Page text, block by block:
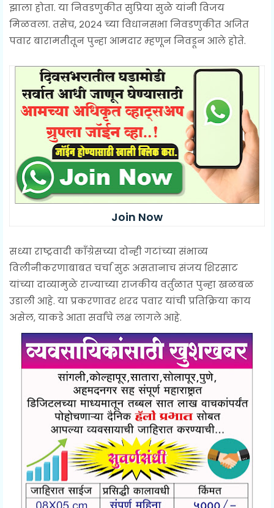
झाला होता. या निवडणुकीत सुप्रिया सुळे यांनी विजय
मिळवला. तसेच, २०२४ च्या विधानसभा निवडणुकीत अजित
पवार बारामतीतून पुन्हा आमदार म्हणून निवडून आले होते.
Join Now
सध्या राष्ट्रवादी काँग्रेसच्या दोन्ही गटांच्या संभाव्य
विलीनीकरणाबाबत चर्चा सुरू असतानाच संजय शिरसाट
यांच्या दाव्यामुळे राज्याच्या राजकीय वर्तुळात पुन्हा खळबळ
उडाली आहे. या प्रकरणावर शरद पवार यांची प्रतिक्रिया काय
असेल, याकडे आता सर्वांचे लक्ष लागले आहे.